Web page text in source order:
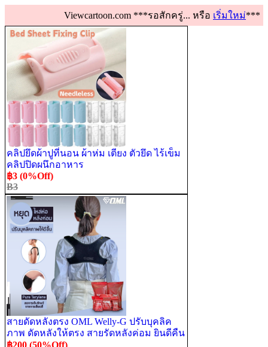
Viewcartoon.com ***รอสักครู่... หรือ เริ่มใหม่***
คลิปยึดผ้าปูที่นอน ผ้าห่ม เตียง ตัวยึด ไร้เข็ม
คลิปปิดผนึกอาหาร
฿3 (0%Off)
B3
สายดัดหลังตรง OML Welly-G ปรับบุคลิค
ภาพ ดัดหลังให้ตรง สายรัดหลังค่อม ยินดีคืน
เงิน รับประกันคุณภาพสินค้า
฿200 (50%Off)